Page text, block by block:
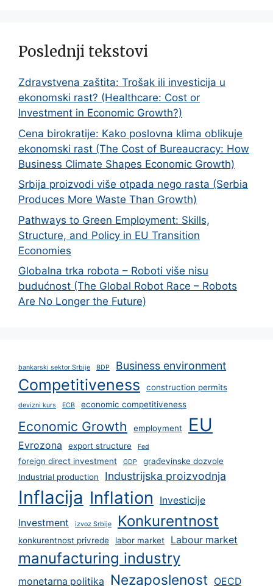
Poslednji tekstovi
Zdravstvena zaštita: Trošak ili investicija u
ekonomski rast? (Healthcare: Cost or
Investment in Economic Growth?)
Cena birokratije: Kako poslovna klima oblikuje
ekonomski rast (The Cost of Bureaucracy: How
Business Climate Shapes Economic Growth)
Srbija proizvodi više otpada nego rasta (Serbia
Produces More Waste Than Growth)
Pathways to Green Employment: Skills,
Structure, and Policy in EU Transition
Economies
Globalna trka robota – Roboti više nisu
budućnost (The Global Robot Race – Robots
Are No Longer the Future)
bankarski sektor Srbije BDP Business environment
Competitiveness construction permits
devizni kurs ECB economic competitiveness
Economic Growth employment EU
Evrozona export structure Fed
foreign direct investment GDP
građevinske dozvole
Industrial production
Industrijska proizvodnja
Inflacija Inflation
Investicije
Investment
izvoz Srbije Konkurentnost
konkurentnost privrede labor market Labour market
manufacturing industry
monetarna politika Nezaposlenost OECD